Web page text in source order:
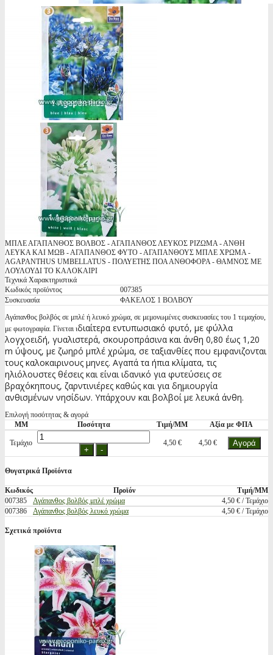
ΜΠΛΕ ΑΓΑΠΑΝΘΟΣ ΒΟΛΒΟΣ - ΑΓΑΠΑΝΘΟΣ ΛΕΥΚΟΣ ΡΙΖΩΜΑ - ΑΝΘΗ
ΛΕΥΚΑ ΚΑΙ ΜΩΒ - ΑΓΑΠΑΝΘΟΣ ΦΥΤΟ - ΑΓΑΠΑΝΘΟΥΣ ΜΠΛΕ ΧΡΩΜΑ -
AGAPANTHUS UMBELLATUS - ΠΟΛΥΕΤΗΣ ΠΟΑ ΑΝΘΟΦΟΡΑ - ΘΑΜΝΟΣ ΜΕ
ΛΟΥΛΟΥΔΙ ΤΟ ΚΑΛΟΚΑΙΡΙ
Τεχνικά Χαρακτηριστικά
Κωδικός προϊόντος
007385
Συσκευασία
ΦΑΚΕΛΟΣ 1 ΒΟΛΒΟΥ
Αγάπανθος βολβός σε μπλέ ή λευκό χρώμα, σε μεμονωμένες συσκευασίες του 1 τεμαχίου,
με φωτογραφία. Γίνεται ιδιαίτερα εντυπωσιακό φυτό, με φύλλα
λογχοειδή, γυαλιστερά, σκουροπράσινα και άνθη 0,80 έως 1,20
m ύψους, με ζωηρό μπλέ χρώμα, σε ταξιανθίες που εμφανιζονται
τους καλοκαιρινους μηνες. Αγαπά τα ήπια κλίματα, τις
ηλιόλουστες θέσεις και είναι ιδανικό για φυτεύσεις σε
βραχόκηπους, ζαρντινιέρες καθώς και για δημιουργία
ανθισμένων νησίδων. Υπάρχουν και βολβοί με λευκά άνθη.
Επιλογή ποσότητας & αγορά
ΜΜ
Ποσότητα Τιμή/ΜΜ Αξία με ΦΠΑ
Τεμάχιο 4,50 € 4,50 €
Θυγατρικά Προϊόντα
Κωδικός Προϊόν
Τιμή/ΜΜ
007385
Αγάπανθος βολβός μπλέ χρώμα
4,50 € / Τεμάχιο
007386
Αγάπανθος βολβός λευκό χρώμα 4,50 € / Τεμάχιο
Σχετικά προϊόντα